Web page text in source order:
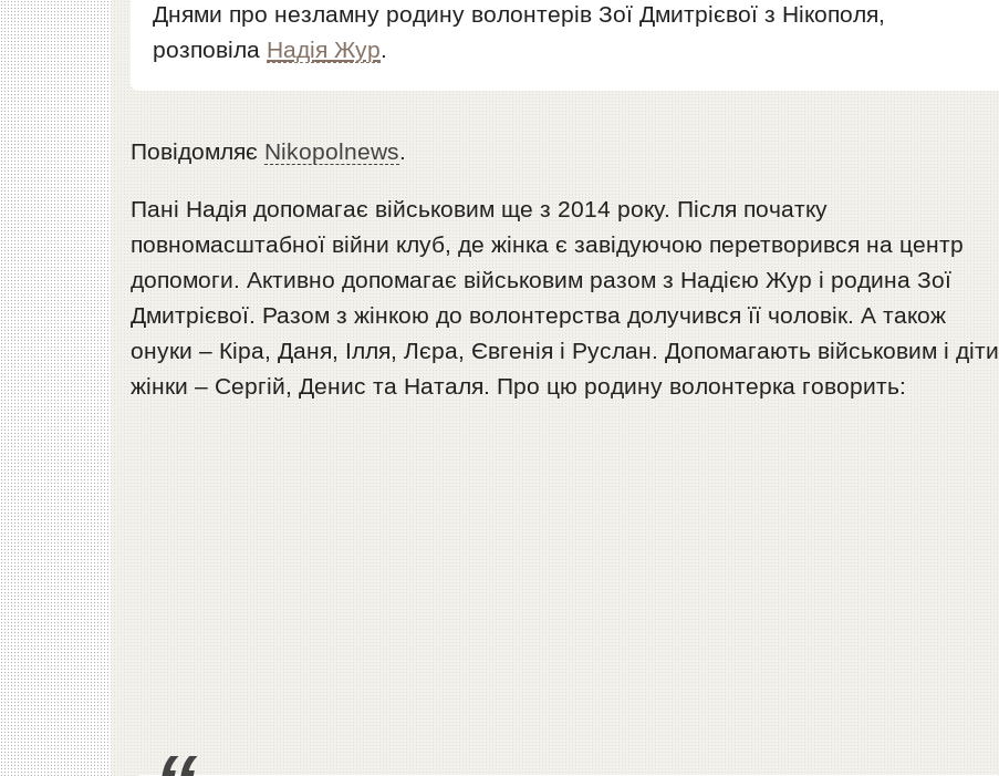
Днями про незламну родину волонтерів Зої Дмитрієвої з Нікополя,
розповіла Надія Жур.
Повідомляє Nikopolnews.
Пані Надія допомагає військовим ще з 2014 року. Після початку
повномасштабної війни клуб, де жінка є завідуючою перетворився на центр
допомоги. Активно допомагає військовим разом з Надією Жур і родина Зої
Дмитрієвої. Разом з жінкою до волонтерства долучився її чоловік. А також
онуки – Кіра, Даня, Ілля, Лєра, Євгенія і Руслан. Допомагають військовим і діти
жінки – Сергій, Денис та Наталя. Про цю родину волонтерка говорить: